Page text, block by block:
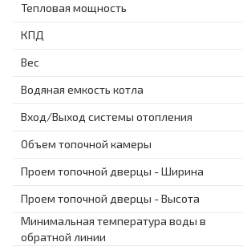
Тепловая мощность
КПД
Вес
Водяная емкость котла
Вход/Выход системы отопления
Объем топочной камеры
Проем топочной дверцы - Ширина
Проем топочной дверцы - Высота
Минимальная температура воды в
обратной линии